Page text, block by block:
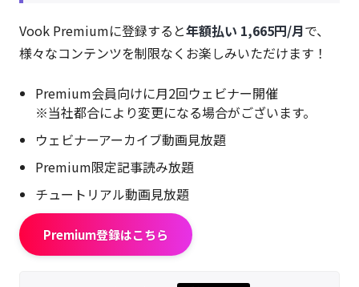
Vook Premiumに登録すると年額払い 1,665円/月で、
様々なコンテンツを制限なくお楽しみいただけます！
Premium会員向けに月2回ウェビナー開催
※当社都合により変更になる場合がございます。
ウェビナーアーカイブ動画見放題
Premium限定記事読み放題
チュートリアル動画見放題
Premium登録はこちら